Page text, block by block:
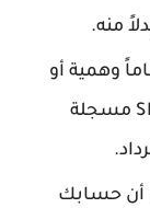
منه.
وهمية أو
أرقام تطبيقات، بل استخدم شريحة SIM مسجلة
أن حسابك